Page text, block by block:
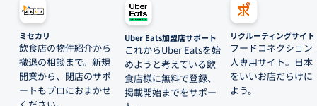
ミセカリ
飲食店の物件紹介から
撤退の相談まで。新規
開業から、閉店のサポ
ートもプロにおまかせ
Uber Eats加盟店サポート
これからUber Eatsを始
めようと考えている飲
食店様に無料で登録、
掲載開始までをサポー
リクルーティングサイト
フードコネクション
人専用サイト。日本
をいいお店だらけに
よう。